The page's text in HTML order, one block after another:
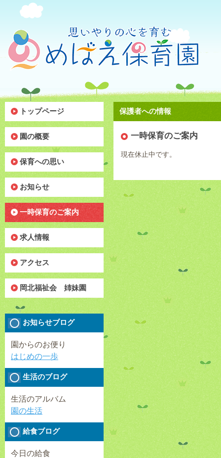
トップページ
園の概要
保育への思い
お知らせ
一時保育のご案内
求人情報
アクセス
岡北福祉会 姉妹園
お知らせブログ
園からのお便り
はじめの一歩
生活のブログ
生活のアルバム
園の生活
給食ブログ
今日の給食
保護者への情報
一時保育のご案内
現在休止中です。